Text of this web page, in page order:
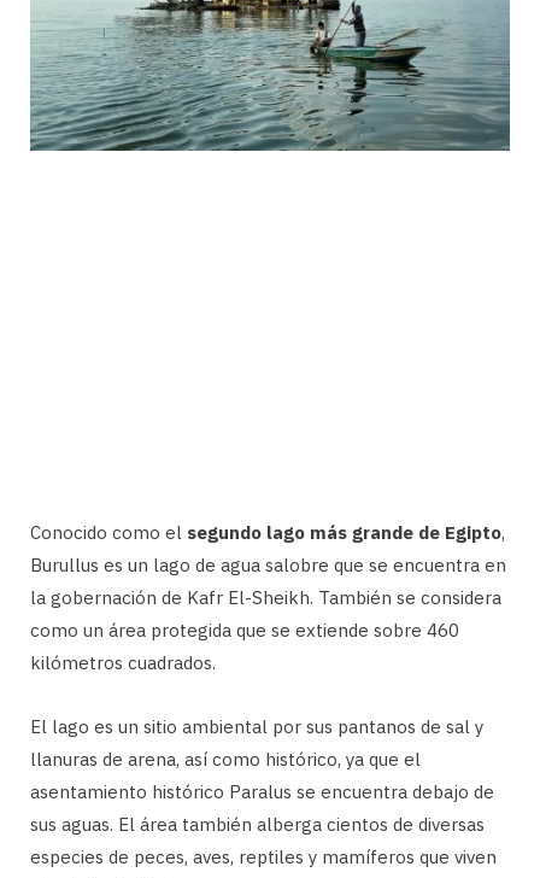
Conocido como el segundo lago más grande de Egipto,
Burullus es un lago de agua salobre que se encuentra en
la gobernación de Kafr El-Sheikh. También se considera
como un área protegida que se extiende sobre 460
kilómetros cuadrados.
El lago es un sitio ambiental por sus pantanos de sal y
llanuras de arena, así como histórico, ya que el
asentamiento histórico Paralus se encuentra debajo de
sus aguas. El área también alberga cientos de diversas
especies de peces, aves, reptiles y mamíferos que viven